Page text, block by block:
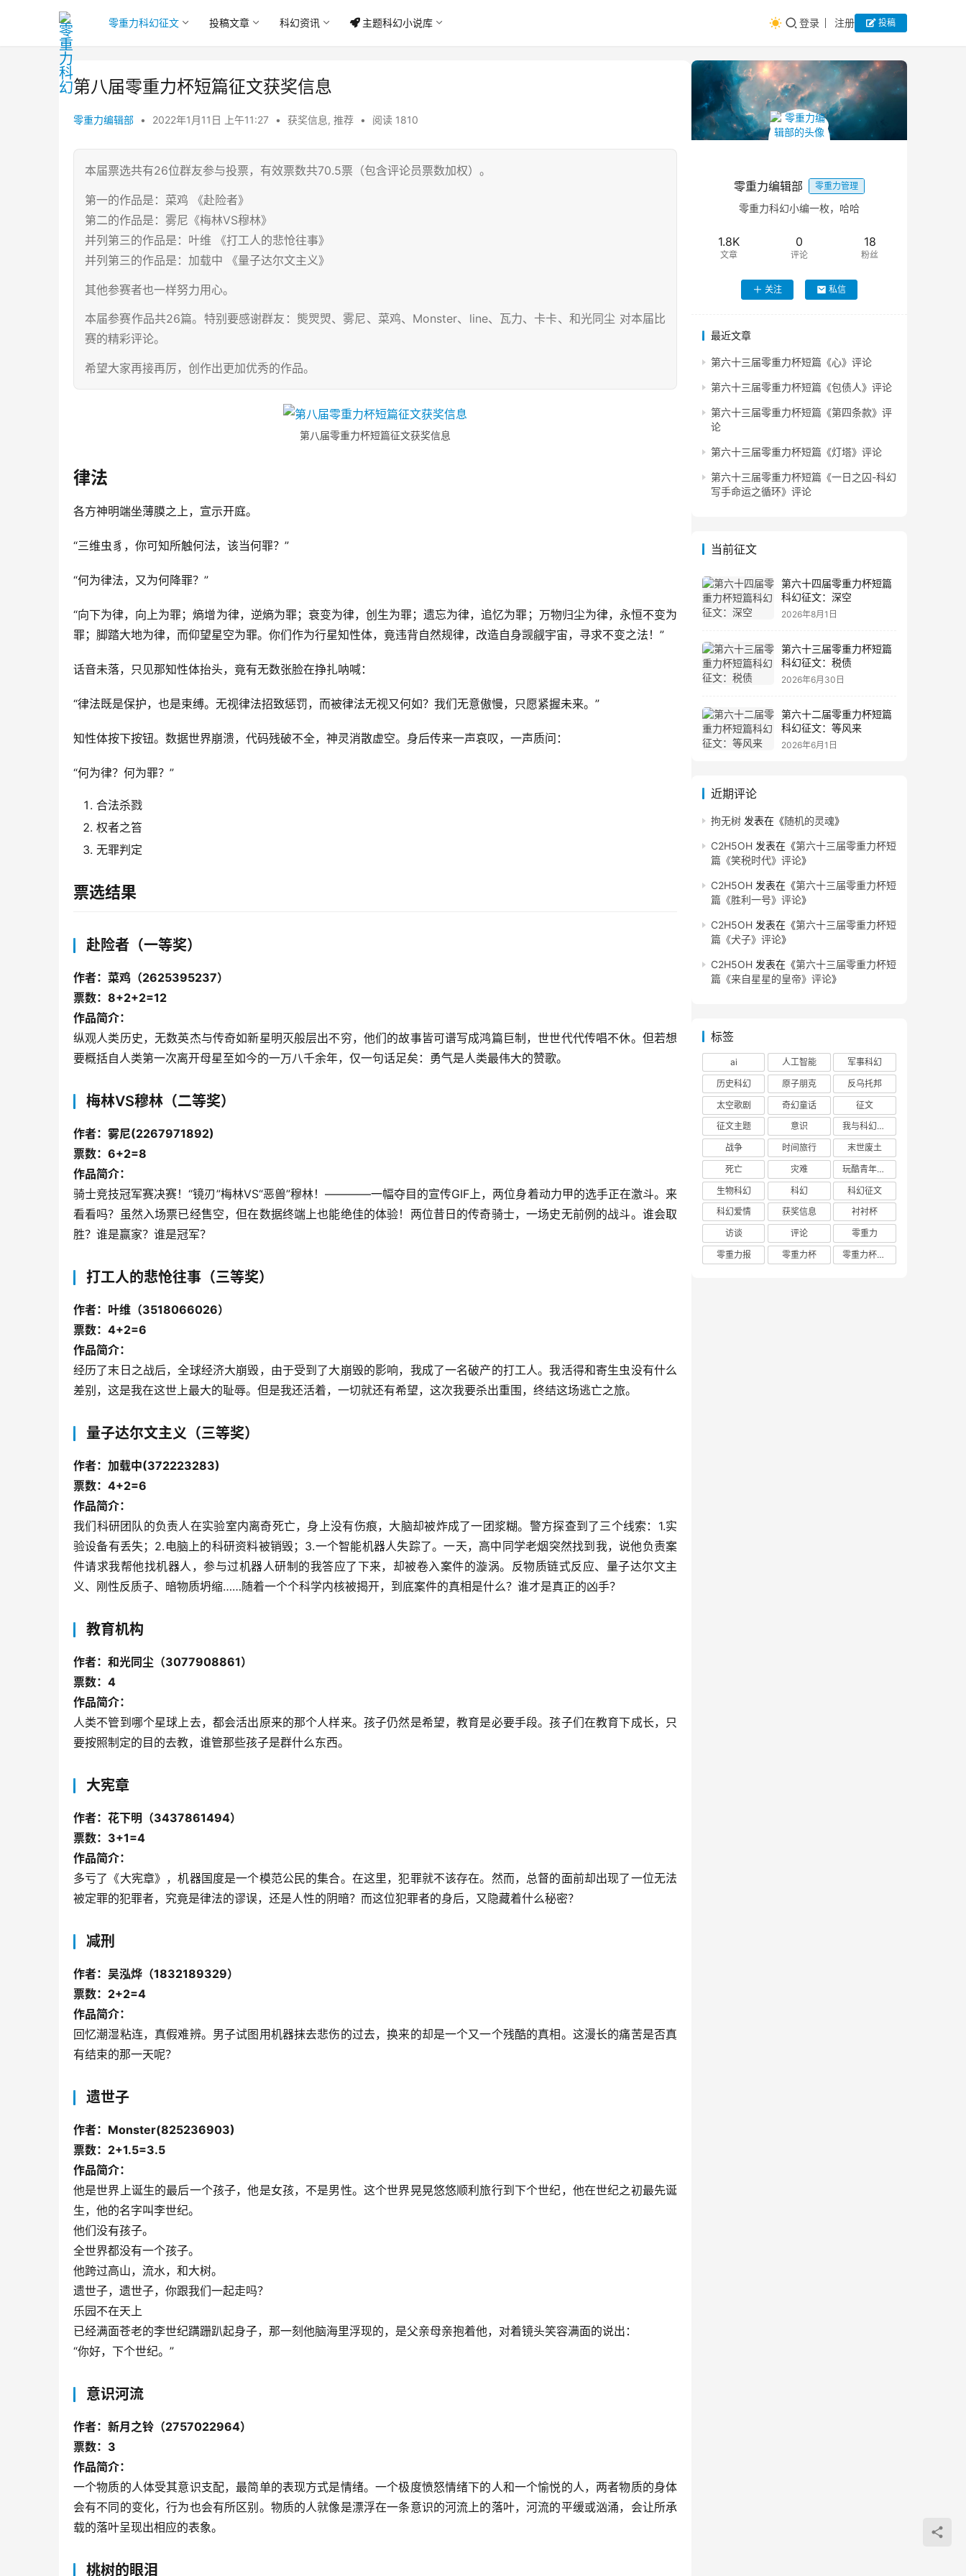
零重力科幻征文 投稿文章 科幻资讯 主题科幻小说库 登录 注册 投稿
第八届零重力杯短篇征文获奖信息
零重力编辑部 • 2022年1月11日 上午11:27 • 获奖信息, 推荐 • 阅读 1810
本届票选共有26位群友参与投票，有效票数共70.5票（包含评论员票数加权）。
第一的作品是：菜鸡 《赴险者》
第二的作品是：雾尼《梅林VS穆林》
并列第三的作品是：叶维 《打工人的悲怆往事》
并列第三的作品是：加载中 《量子达尔文主义》
其他参赛者也一样努力用心。
本届参赛作品共26篇。特别要感谢群友：熋焸焽、雾尼、菜鸡、Monster、line、瓦力、卡卡、和光同尘 对本届比
赛的精彩评论。
希望大家再接再厉，创作出更加优秀的作品。
第八届零重力杯短篇征文获奖信息
律法
各方神明端坐薄膜之上，宣示开庭。
“三维虫豸，你可知所触何法，该当何罪？”
“何为律法，又为何降罪？”
“向下为律，向上为罪；熵增为律，逆熵为罪；衰变为律，创生为罪；遗忘为律，追忆为罪；万物归尘为律，永恒不变为
罪；脚踏大地为律，而仰望星空为罪。你们作为行星知性体，竟违背自然规律，改造自身觊觎宇宙，寻求不变之法！”
话音未落，只见那知性体抬头，竟有无数张脸在挣扎呐喊：
“律法既是保护，也是束缚。无视律法招致惩罚，而被律法无视又何如？我们无意傲慢，只愿紧握未来。”
知性体按下按钮。数据世界崩溃，代码残破不全，神灵消散虚空。身后传来一声哀叹，一声质问：
“何为律？何为罪？”
合法杀戮
权者之笞
无罪判定
票选结果
赴险者（一等奖）
作者：菜鸡（2625395237）
票数：8+2+2=12
作品简介：
纵观人类历史，无数英杰与传奇如新星明灭般层出不穷，他们的故事皆可谱写成鸿篇巨制，世世代代传唱不休。但若想
要概括自人类第一次离开母星至如今的一万八千余年，仅一句话足矣：勇气是人类最伟大的赞歌。
梅林VS穆林（二等奖）
作者：雾尼(2267971892)
票数：6+2=8
作品简介：
骑士竞技冠军赛决赛！“镜刃”梅林VS“恶兽”穆林！————一幅夺目的宣传GIF上，两位身着动力甲的选手正在激斗。来
看看吗？虽然入场票已经售空，但在数据终端上也能绝佳的体验！两位昔日的传奇骑士，一场史无前例的战斗。谁会取
胜？谁是赢家？谁是冠军？
打工人的悲怆往事（三等奖）
作者：叶维（3518066026）
票数：4+2=6
作品简介：
经历了末日之战后，全球经济大崩毁，由于受到了大崩毁的影响，我成了一名破产的打工人。我活得和寄生虫没有什么
差别，这是我在这世上最大的耻辱。但是我还活着，一切就还有希望，这次我要杀出重围，终结这场逃亡之旅。
量子达尔文主义（三等奖）
作者：加载中(372223283)
票数：4+2=6
作品简介：
我们科研团队的负责人在实验室内离奇死亡，身上没有伤痕，大脑却被炸成了一团浆糊。警方探查到了三个线索：1.实
验设备有丢失；2.电脑上的科研资料被销毁；3.一个智能机器人失踪了。一天，高中同学老烟突然找到我，说他负责案
件请求我帮他找机器人，参与过机器人研制的我答应了下来，却被卷入案件的漩涡。反物质链式反应、量子达尔文主
义、刚性反质子、暗物质坍缩……随着一个个科学内核被揭开，到底案件的真相是什么？谁才是真正的凶手？
教育机构
作者：和光同尘（3077908861）
票数：4
作品简介：
人类不管到哪个星球上去，都会活出原来的那个人样来。孩子仍然是希望，教育是必要手段。孩子们在教育下成长，只
要按照制定的目的去教，谁管那些孩子是群什么东西。
大宪章
作者：花下明（3437861494）
票数：3+1=4
作品简介：
多亏了《大宪章》，机器国度是一个模范公民的集合。在这里，犯罪就不该存在。然而，总督的面前却出现了一位无法
被定罪的犯罪者，究竟是律法的谬误，还是人性的阴暗？而这位犯罪者的身后，又隐藏着什么秘密？
减刑
作者：吴泓烨（1832189329）
票数：2+2=4
作品简介：
回忆潮湿粘连，真假难辨。男子试图用机器抹去悲伤的过去，换来的却是一个又一个残酷的真相。这漫长的痛苦是否真
有结束的那一天呢？
遗世子
作者：Monster(825236903)
票数：2+1.5=3.5
作品简介：
他是世界上诞生的最后一个孩子，他是女孩，不是男性。这个世界晃晃悠悠顺利旅行到下个世纪，他在世纪之初最先诞
生，他的名字叫李世纪。
他们没有孩子。
全世界都没有一个孩子。
他跨过高山，流水，和大树。
遗世子，遗世子，你跟我们一起走吗？
乐园不在天上
已经满面苍老的李世纪蹒跚趴起身子，那一刻他脑海里浮现的，是父亲母亲抱着他，对着镜头笑容满面的说出：
“你好，下个世纪。”
意识河流
作者：新月之铃（2757022964）
票数：3
作品简介：
一个物质的人体受其意识支配，最简单的表现方式是情绪。一个极度愤怒情绪下的人和一个愉悦的人，两者物质的身体
会有不同的变化，行为也会有所区别。物质的人就像是漂浮在一条意识的河流上的落叶，河流的平缓或汹涌，会让所承
载的落叶呈现出相应的表象。
桃树的眼泪
零重力编辑部 零重力管理
零重力科幻小编一枚，哈哈
1.8K
文章
0
评论
18
粉丝
关注 私信
最近文章
第六十三届零重力杯短篇《心》评论
第六十三届零重力杯短篇《包债人》评论
第六十三届零重力杯短篇《第四条款》评
论
第六十三届零重力杯短篇《灯塔》评论
第六十三届零重力杯短篇《一日之囚-科幻
写手命运之循环》评论
当前征文
第六十四届零重力杯短篇
科幻征文：深空
2026年8月1日
第六十三届零重力杯短篇
科幻征文：税债
2026年6月30日
第六十二届零重力杯短篇
科幻征文：等风来
2026年6月1日
近期评论
拘无树 发表在《随机的灵魂》
C2H5OH 发表在《第六十三届零重力杯短
篇《笑税时代》评论》
C2H5OH 发表在《第六十三届零重力杯短
篇《胜利一号》评论》
C2H5OH 发表在《第六十三届零重力杯短
篇《犬子》评论》
C2H5OH 发表在《第六十三届零重力杯短
篇《来自星星的皇帝》评论》
标签
ai 人工智能
军事科幻
历史科幻
原子朋克
反乌托邦
太空歌剧
奇幻童话
征文
征文主题
意识
我与科幻的回忆
战争
时间旅行
末世废土
死亡
灾难
玩酷青年零重力联合征文
生物科幻
科幻
科幻征文
科幻爱情
获奖信息
衬衬杯
访谈
评论
零重力
零重力报
零重力杯 零重力杯评论